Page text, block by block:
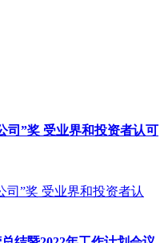
司”奖 受业界和投资者认可
司”奖 受业界和投资者认